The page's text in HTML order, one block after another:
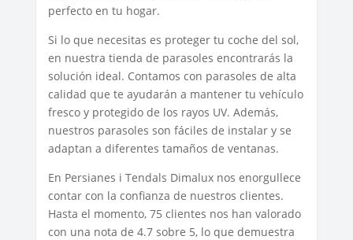
perfecto en tu hogar.
Si lo que necesitas es proteger tu coche del sol,
en nuestra tienda de parasoles encontrarás la
solución ideal. Contamos con parasoles de alta
calidad que te ayudarán a mantener tu vehículo
fresco y protegido de los rayos UV. Además,
nuestros parasoles son fáciles de instalar y se
adaptan a diferentes tamaños de ventanas.
En Persianes i Tendals Dimalux nos enorgullece
contar con la confianza de nuestros clientes.
Hasta el momento, 75 clientes nos han valorado
con una nota de 4.7 sobre 5, lo que demuestra